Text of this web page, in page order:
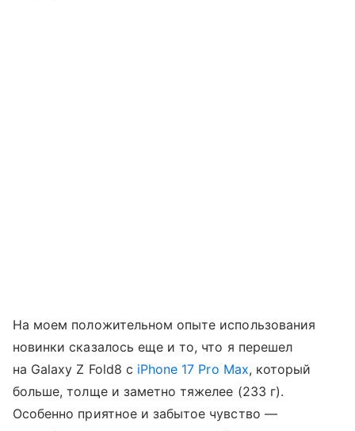
На моем положительном опыте использования
новинки сказалось еще и то, что я перешел
на Galaxy Z Fold8 с iPhone 17 Pro Max, который
больше, толще и заметно тяжелее (233 г).
Особенно приятное и забытое чувство —